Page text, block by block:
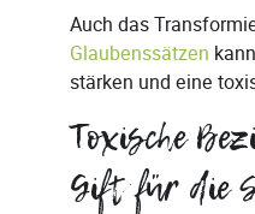
Auch das
Glaubenssätzen
stärken und eine
Toxische
Gift für die